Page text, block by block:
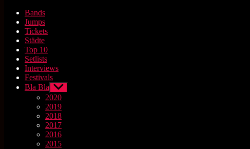
Bands
Jumps
Tickets
Städte
Top 10
Setlists
Interviews
Festivals
Bla Bla Untermenü
anzeigen
2020
2019
2018
2017
2016
2015